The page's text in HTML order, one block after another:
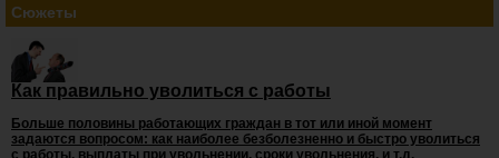
Сюжеты
Как правильно уволиться с работы
Больше половины работающих граждан в тот или иной момент
задаются вопросом: как наиболее безболезненно и быстро уволиться
с работы, выплаты при увольнении, сроки увольнения, и т.д.